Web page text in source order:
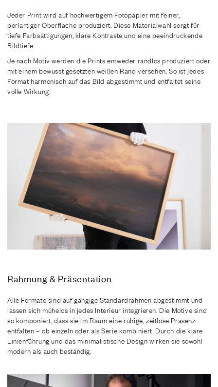
Jeder Print wird auf hochwertigem Fotopapier mit feiner,
perlartiger Oberfläche produziert. Diese Materialwahl sorgt für
tiefe Farbsättigungen, klare Kontraste und eine beeindruckende
Bildtiefe.
Je nach Motiv werden die Prints entweder randlos produziert oder
mit einem bewusst gesetzten weißen Rand versehen. So ist jedes
Format harmonisch auf das Bild abgestimmt und entfaltet seine
volle Wirkung.
Rahmung & Präsentation
Alle Formate sind auf gängige Standardrahmen abgestimmt und
lassen sich mühelos in jedes Interieur integrieren. Die Motive sind
so komponiert, dass sie im Raum eine ruhige, zeitlose Präsenz
entfalten – ob einzeln oder als Serie kombiniert. Durch die klare
Linienführung und das minimalistische Design wirken sie sowohl
modern als auch beständig.